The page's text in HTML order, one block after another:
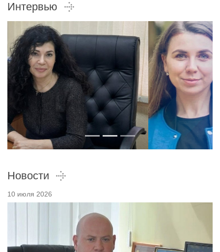
Интервью
Новости
10 июля 2026